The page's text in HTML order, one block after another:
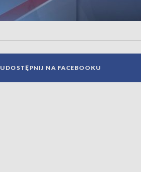
UDOSTĘPNIJ NA FACEBOOKU